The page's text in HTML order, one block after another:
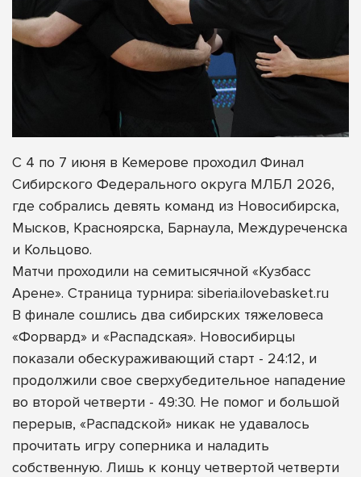
С 4 по 7 июня в Кемерове проходил Финал
Сибирского Федерального округа МЛБЛ 2026,
где собрались девять команд из Новосибирска,
Мысков, Красноярска, Барнаула, Междуреченска
и Кольцово.
Матчи проходили на семитысячной «Кузбасс
Арене». Страница турнира: siberia.ilovebasket.ru
В финале сошлись два сибирских тяжеловеса
«Форвард» и «Распадская». Новосибирцы
показали обескураживающий старт - 24:12, и
продолжили свое сверхубедительное нападение
во второй четверти - 49:30. Не помог и большой
перерыв, «Распадской» никак не удавалось
прочитать игру соперника и наладить
собственную. Лишь к концу четвертой четверти